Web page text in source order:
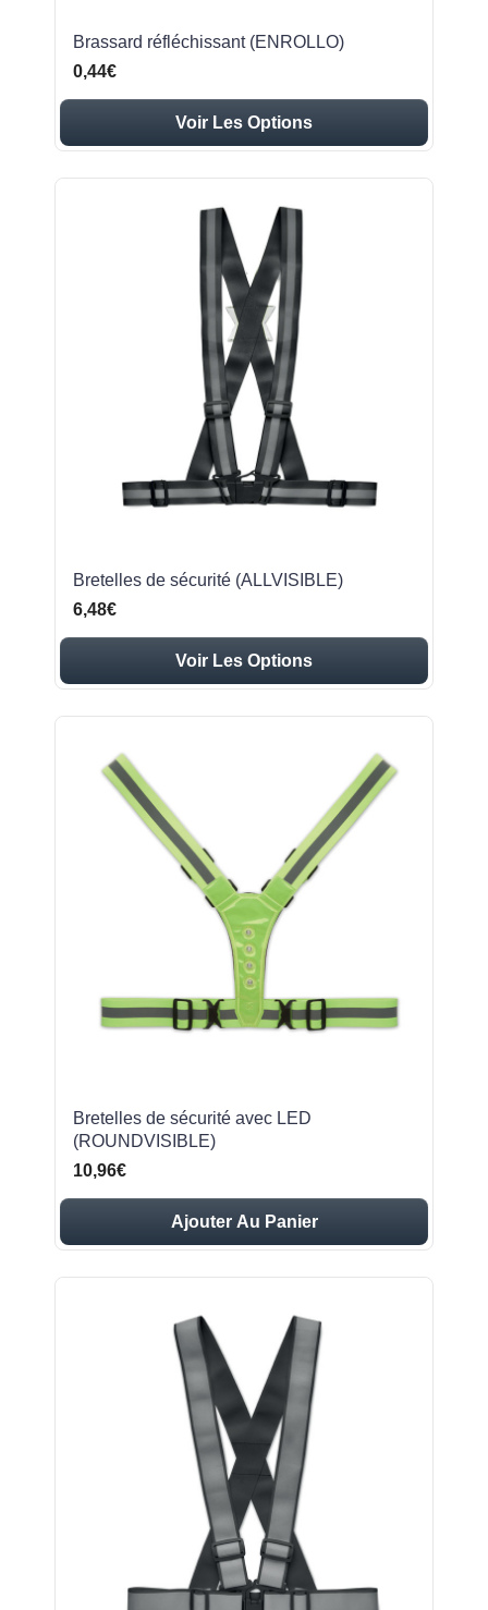
Brassard réfléchissant (ENROLLO)
0,44€
Voir Les Options
Bretelles de sécurité (ALLVISIBLE)
6,48€
Voir Les Options
Bretelles de sécurité avec LED
(ROUNDVISIBLE)
10,96€
Ajouter Au Panier